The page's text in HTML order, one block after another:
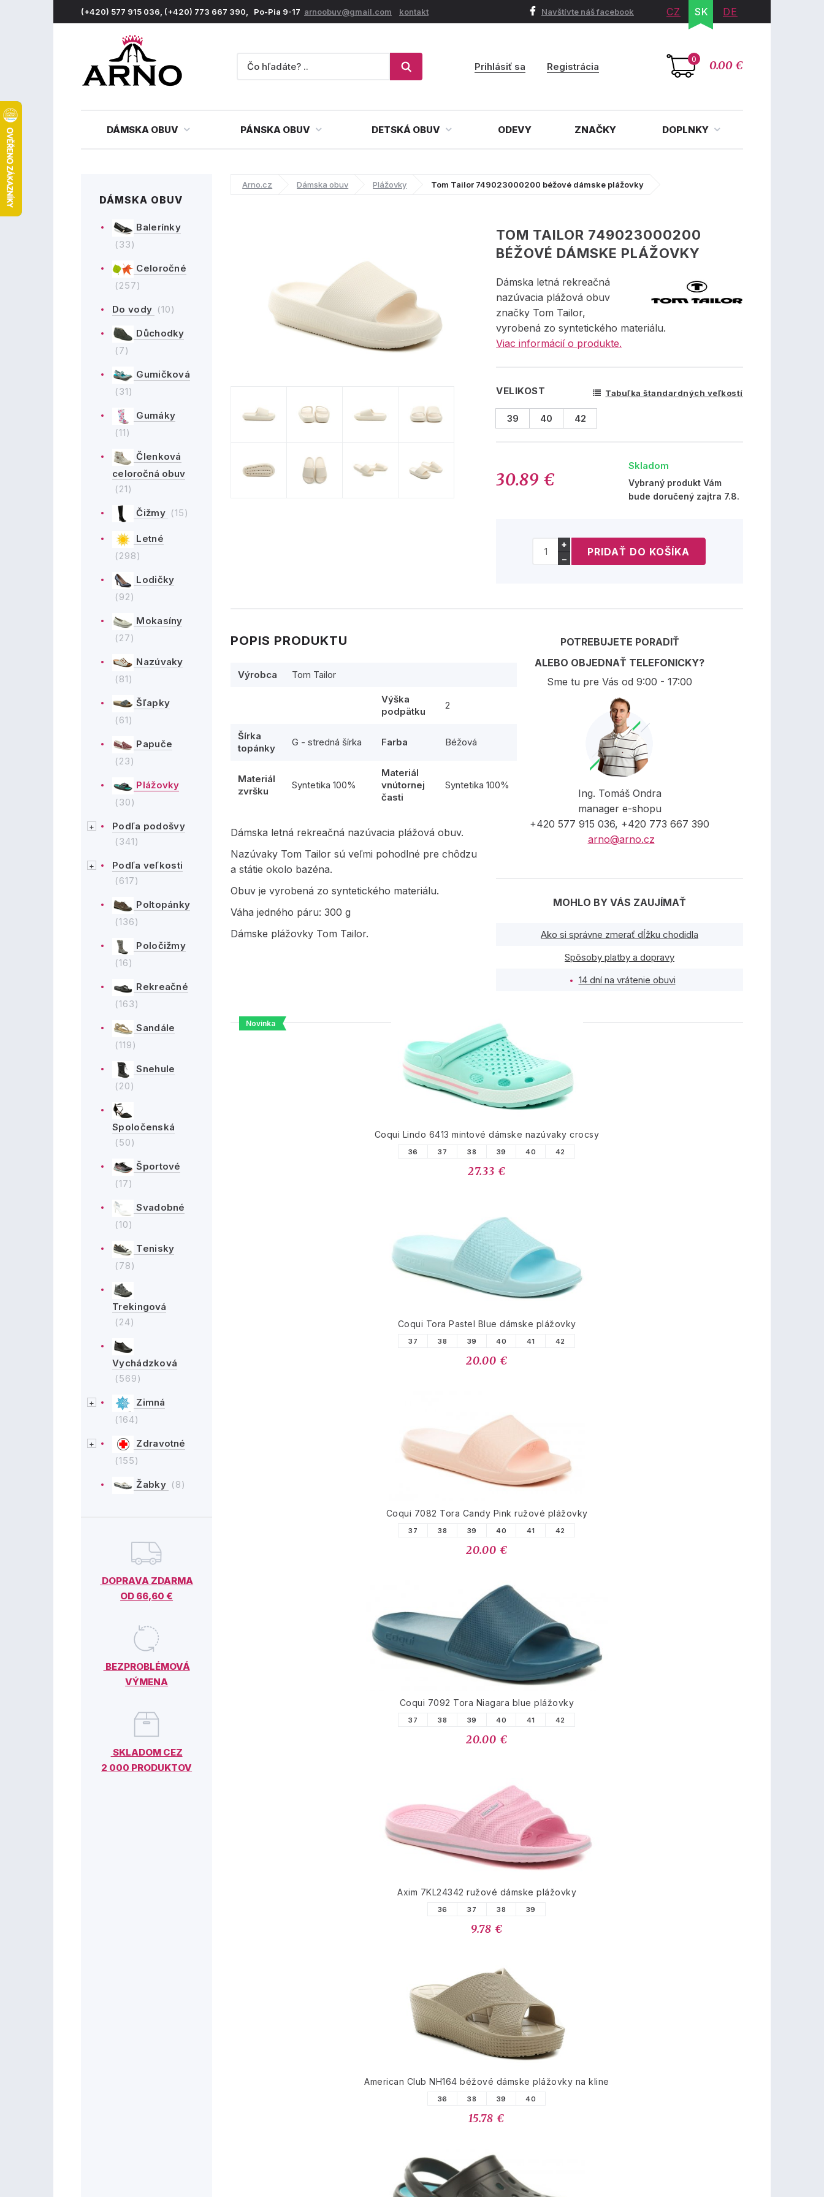
(+420) 577 915 036, (+420) 773 667 390, Po-Pia 9-17 arnoobuv@gmail.com kontakt Navštívte náš facebook CZ SK DE
0 0.00 €
Prihlásiť sa Registrácia
DÁMSKA OBUV PÁNSKA OBUV DETSKÁ OBUV ODEVY ZNAČKY DOPLNKY
DÁMSKA OBUV
Balerínky
(33)
Celoročné
(257)
Do vody (10)
Důchodky
(7)
Gumičková
(31)
Gumáky
(11)
Členková
celoročná obuv
(21)
Čižmy (15)
Letné
(298)
Lodičky
(92)
Mokasíny
(27)
Nazúvaky
(81)
Šľapky
(61)
Papuče
(23)
Plážovky
(30)
Podľa podošvy
(341)
Podľa veľkosti
(617)
Poltopánky
(136)
Poločižmy
(16)
Rekreačné
(163)
Sandále
(119)
Snehule
(20)
Spoločenská
(50)
Športové
(17)
Svadobné
(10)
Tenisky
(78)
Trekingová
(24)
Vychádzková
(569)
Zimná
(164)
Zdravotné
(155)
Žabky (8)
DOPRAVA ZDARMA
OD 66,60 €
BEZPROBLÉMOVÁ
VÝMENA
SKLADOM CEZ
2 000 PRODUKTOV
Arno.cz Dámska obuv Plážovky Tom Tailor 749023000200 béžové dámske plážovky
TOM TAILOR 749023000200
BÉŽOVÉ DÁMSKE PLÁŽOVKY
Dámska letná rekreačná
nazúvacia plážová obuv
značky Tom Tailor,
vyrobená zo syntetického materiálu.
Viac informácií o produkte.
VELIKOST Tabuľka štandardných veľkostí
39 40 42
30.89 €
Skladom
Vybraný produkt Vám
bude doručený zajtra 7.8.
+
−
POPIS PRODUKTU
Výrobca Tom Tailor
Výška
podpätku
2
Šírka
topánky
G - stredná šírka Farba Béžová
Materiál
zvršku
Syntetika 100%
Materiál
vnútornej
časti
Syntetika 100%
Dámska letná rekreačná nazúvacia plážová obuv.
Nazúvaky Tom Tailor sú veľmi pohodlné pre chôdzu
a státie okolo bazéna.
Obuv je vyrobená zo syntetického materiálu.
Váha jedného páru: 300 g
Dámske plážovky Tom Tailor.
POTREBUJETE PORADIŤ
ALEBO OBJEDNAŤ TELEFONICKY?
Sme tu pre Vás od 9:00 - 17:00
Ing. Tomáš Ondra
manager e-shopu
+420 577 915 036, +420 773 667 390
arno@arno.cz
MOHLO BY VÁS ZAUJÍMAŤ
Ako si správne zmerať dĺžku chodidla
Spôsoby platby a dopravy
14 dní na vrátenie obuvi
PODOBNÉ PRODUKTY
Novinka
Coqui Lindo 6413 mintové dámske nazúvaky crocsy
36 37 38 39 40 42
27.33 €
Coqui Tora Pastel Blue dámske plážovky
37 38 39 40 41 42
20.00 €
Coqui 7082 Tora Candy Pink ružové plážovky
37 38 39 40 41 42
20.00 €
Coqui 7092 Tora Niagara blue plážovky
37 38 39 40 41 42
20.00 €
Axim 7KL24342 ružové dámske plážovky
36 37 38 39
9.78 €
American Club NH164 béžové dámske plážovky na kline
36 38 39 40
15.78 €